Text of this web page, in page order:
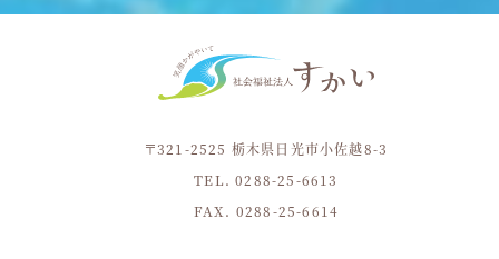
〒321-2525 栃木県日光市小佐越8-3
TEL. 0288-25-6613
FAX. 0288-25-6614